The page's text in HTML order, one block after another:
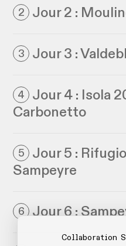
2 Jour 2 :
3 Jour 3 :
4
Jour 4 : Isola
Carbonetto
5
Jour 5 :
Sampeyre
6 Jour 6 :
Collaboration